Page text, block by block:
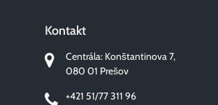
Kontakt
Centrála: Konštantinova 7,
080 01 Prešov
+421 51/77 311 96